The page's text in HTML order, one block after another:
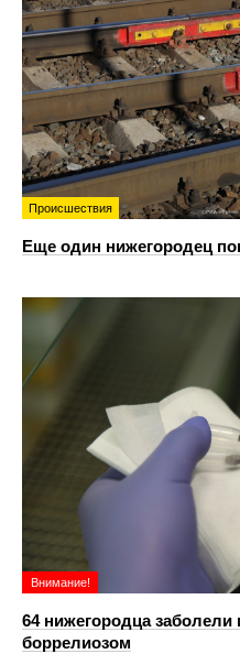
Происшествия
Еще один нижегородец
Внимание!
64 нижегородца
боррелиозом